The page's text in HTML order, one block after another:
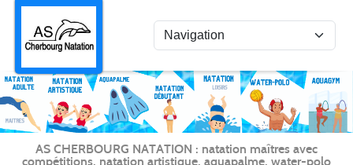
AS CHERBOURG NATATION : natation maîtres avec
compétitions, natation artistique, aquapalme, water-polo
Panneau de gestion des cookies